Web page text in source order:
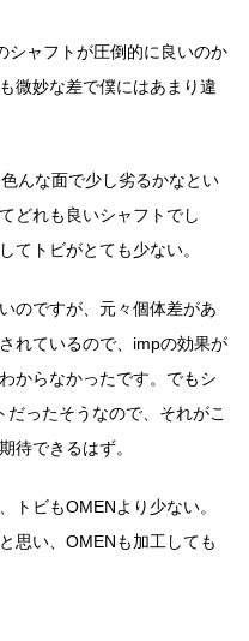
シャフトが圧倒的に良いのか
微妙な差で僕にはあまり違
んな面で少し劣るかなとい
どれも良いシャフトでし
てトビがとても少ない。
のですが、元々個体差があ
れているので、impの効果が
からなかったです。でもシ
ったそうなので、それがこ
待できるはず。
トビもOMENより少ない。
思い、OMENも加工しても